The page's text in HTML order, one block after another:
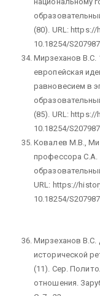
(80). URL: https://
10.18254/
Мирзеханов В.С.
европейская
равновесием в
(85). URL: https://
10.18254/
Ковалев М.В.,
профессора С.А.
URL: https://
10.18254/
Мирзеханов В.С.
исторической
(11). Сер.
отношения.